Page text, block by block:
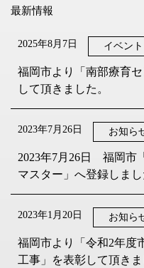
2025年8月7日 イベント
福岡市より「南部療育
して頂きました。
2023年7月26日 お知ら
2023年7月26日 福岡市
マスター」へ登録しまし
2023年1月20日 お知ら
福岡市より「令和2年度
工事」を表彰して頂きま